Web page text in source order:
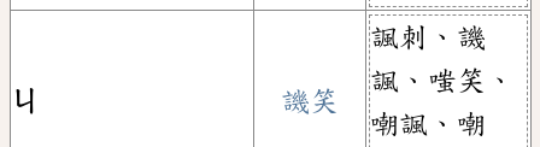
ㄐ 譏笑
諷刺、譏
諷、嗤笑、
嘲諷、嘲